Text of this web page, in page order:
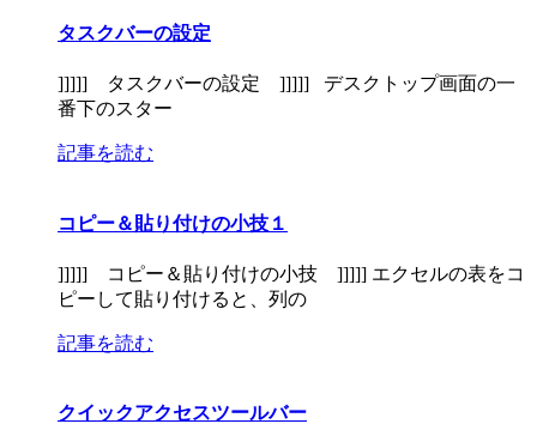
タスクバーの設定
]]]]] タスクバーの設定 ]]]]] デスクトップ画面の一
番下のスター
記事を読む
コピー＆貼り付けの小技１
]]]]] コピー＆貼り付けの小技 ]]]]] エクセルの表をコ
ピーして貼り付けると、列の
記事を読む
クイックアクセスツールバー